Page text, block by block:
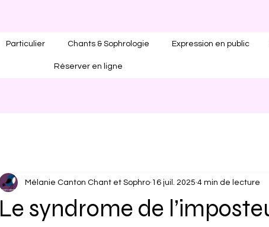
Particulier Chants & Sophrologie Expression en public
Réserver en ligne
Le syndrome de
Mélanie Canton Chant et Sophro 16 juil. 2025 4 min de lecture